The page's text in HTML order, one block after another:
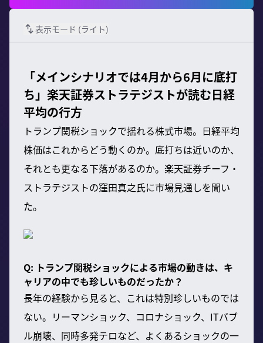
表示モード (ライト)
「メインシナリオでは4月から6月に底打
ち」楽天証券ストラテジストが読む日経
平均の行方
トランプ関税ショックで揺れる株式市場。日経平均
株価はこれからどう動くのか。底打ちは近いのか、
それとも更なる下落があるのか。楽天証券チーフ・
ストラテジストの窪田真之氏に市場見通しを聞い
た。
Q: トランプ関税ショックによる市場の動きは、キ
ャリアの中でも珍しいものだったか？
長年の経験から見ると、これは特別珍しいものでは
ない。リーマンショック、コロナショック、ITバブ
ル崩壊、同時多発テロなど、よくあるショックの一